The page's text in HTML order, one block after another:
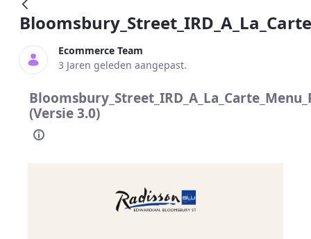
Ecommerce Team
3 Jaren geleden aangepast.
(Versie 3.0)